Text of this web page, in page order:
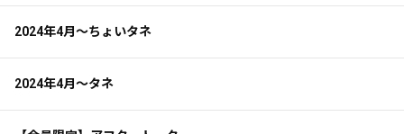
2024年4月～ちょいタネ
2024年4月～タネ